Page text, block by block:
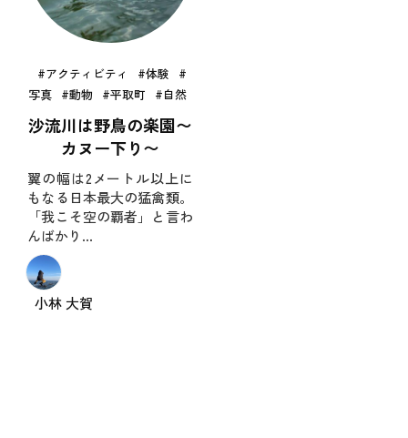
アクティビティ
体験
写真
動物 平取町 自然
沙流川は野鳥の楽園〜
カヌー下り〜
翼の幅は2メートル以上に
もなる日本最大の猛禽類。
「我こそ空の覇者」と言わ
んばかり…
小林 大賀